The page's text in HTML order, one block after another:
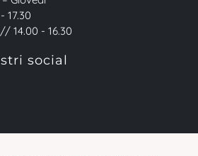
17.30
14.00 - 16.30
social